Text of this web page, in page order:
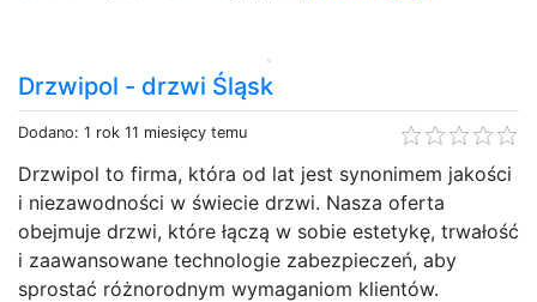
Drzwipol - drzwi Śląsk
Dodano: 1 rok 11 miesięcy temu
Drzwipol to firma, która od lat jest synonimem jakości
i niezawodności w świecie drzwi. Nasza oferta
obejmuje drzwi, które łączą w sobie estetykę, trwałość
i zaawansowane technologie zabezpieczeń, aby
sprostać różnorodnym wymaganiom klientów.